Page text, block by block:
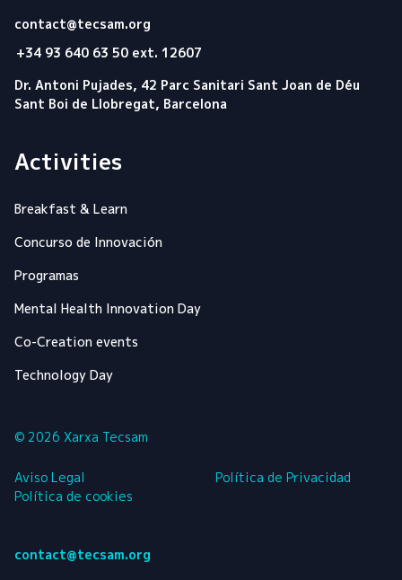
contact@tecsam.org
+34 93 640 63 50 ext. 12607
Dr. Antoni Pujades, 42 Parc Sanitari Sant Joan de Déu
Sant Boi de Llobregat, Barcelona
Activities
Breakfast & Learn
Concurso de Innovación
Programas
Mental Health Innovation Day
Co-Creation events
Technology Day
© 2026 Xarxa Tecsam
Aviso Legal
Política de Privacidad
Política de cookies
contact@tecsam.org